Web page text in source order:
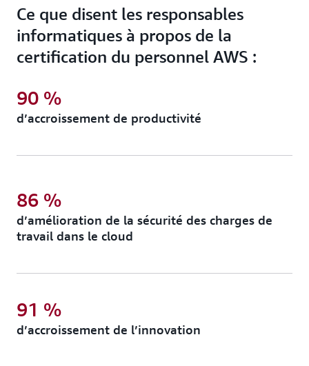
Ce que disent les responsables
informatiques à propos de la
certification du personnel AWS :
d’accroissement de productivité
90 %
d’amélioration de la sécurité des charges de
travail dans le cloud
86 %
d’accroissement de l’innovation
91 %